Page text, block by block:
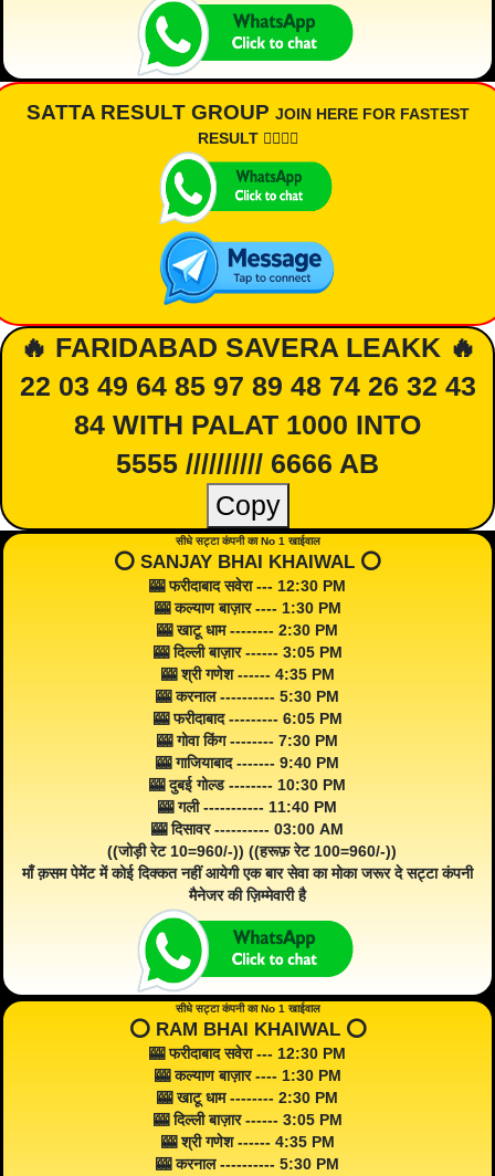
SATTA RESULT GROUP JOIN HERE FOR FASTEST
RESULT 👇🏾👇🏾
🔥 FARIDABAD SAVERA LEAKK 🔥
22 03 49 64 85 97 89 48 74 26 32 43
84 WITH PALAT 1000 INTO
5555 ////////// 6666 AB
Copy
सीधे सट्टा कंपनी का No 1 खाईवाल
⭕️ SANJAY BHAI KHAIWAL ⭕️
🎰 फरीदाबाद सवेरा --- 12:30 PM
🎰 कल्याण बाज़ार ---- 1:30 PM
🎰 खाटू धाम -------- 2:30 PM
🎰 दिल्ली बाज़ार ------ 3:05 PM
🎰 श्री गणेश ------ 4:35 PM
🎰 करनाल ---------- 5:30 PM
🎰 फरीदाबाद --------- 6:05 PM
🎰 गोवा किंग -------- 7:30 PM
🎰 गाजियाबाद ------- 9:40 PM
🎰 दुबई गोल्ड -------- 10:30 PM
🎰 गली ----------- 11:40 PM
🎰 दिसावर ---------- 03:00 AM
((जोड़ी रेट 10=960/-)) ((हरूफ़ रेट 100=960/-))
माँ क़सम पेमेंट में कोई दिक्कत नहीं आयेगी एक बार सेवा का मोका जरूर दे सट्टा कंपनी
मैनेजर की ज़िम्मेवारी है
सीधे सट्टा कंपनी का No 1 खाईवाल
⭕️ RAM BHAI KHAIWAL ⭕️
🎰 फरीदाबाद सवेरा --- 12:30 PM
🎰 कल्याण बाज़ार ---- 1:30 PM
🎰 खाटू धाम -------- 2:30 PM
🎰 दिल्ली बाज़ार ------ 3:05 PM
🎰 श्री गणेश ------ 4:35 PM
🎰 करनाल ---------- 5:30 PM